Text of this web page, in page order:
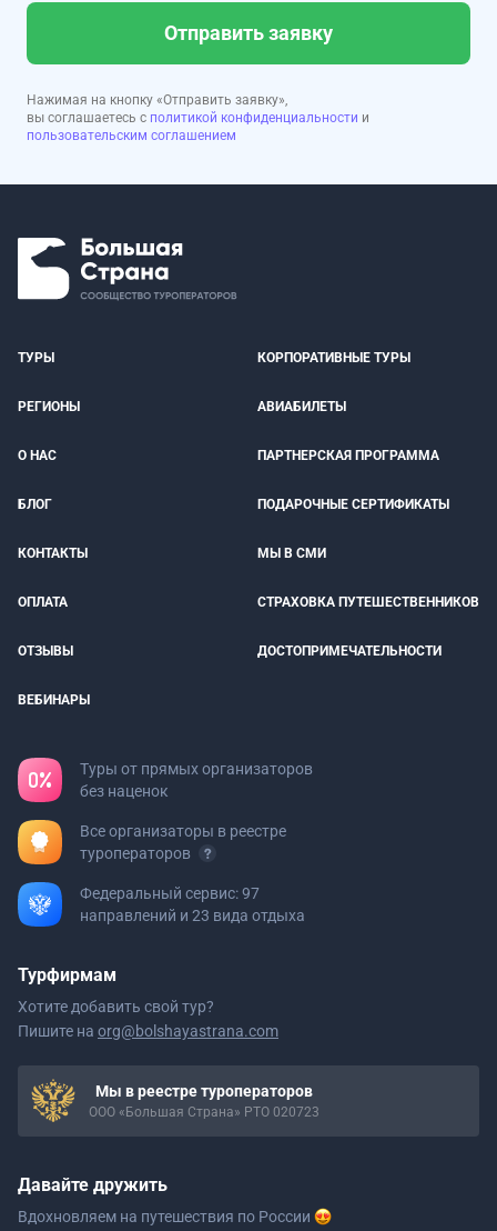
Отправить заявку
Нажимая на кнопку «Отправить заявку»,
вы соглашаетесь с политикой конфиденциальности и
пользовательским соглашением
ТУРЫ КОРПОРАТИВНЫЕ ТУРЫ
РЕГИОНЫ АВИАБИЛЕТЫ
О НАС ПАРТНЕРСКАЯ ПРОГРАММА
БЛОГ ПОДАРОЧНЫЕ СЕРТИФИКАТЫ
КОНТАКТЫ МЫ В СМИ
ОПЛАТА СТРАХОВКА ПУТЕШЕСТВЕННИКОВ
ОТЗЫВЫ ДОСТОПРИМЕЧАТЕЛЬНОСТИ
ВЕБИНАРЫ
Туры от прямых организаторов
без наценок
Все организаторы в реестре
туроператоров
Федеральный сервис: 97
направлений и 23 вида отдыха
Турфирмам
Хотите добавить свой тур?
Пишите на org@bolshayastrana.com
Мы в реестре туроператоров
ООО «Большая Страна» РТО 020723
Давайте дружить
Вдохновляем на путешествия по России